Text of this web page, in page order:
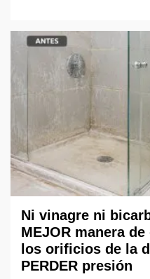
Ni vinagre ni
MEJOR manera
los orificios de la
PERDER presión